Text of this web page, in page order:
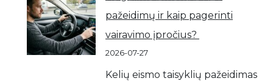
pažeidimų ir kaip pagerinti
vairavimo įpročius?
2026-07-27
Kelių eismo taisyklių pažeidimas